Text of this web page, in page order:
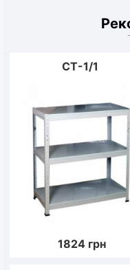
CT-1/1
1824 грн